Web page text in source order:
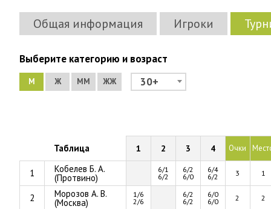
Общая информация Игроки
Выберите категорию и возраст
М Ж ММ ЖЖ 30+
Таблица 1 2 3 4 Очки
1 Кобелев Б. А.
(Протвино)
6/1
6/2
6/2
6/0
6/4
6/2
3 1
2 Морозов А. В.
(Москва)
1/6
2/6
6/2
6/2
6/0
6/0
2 2